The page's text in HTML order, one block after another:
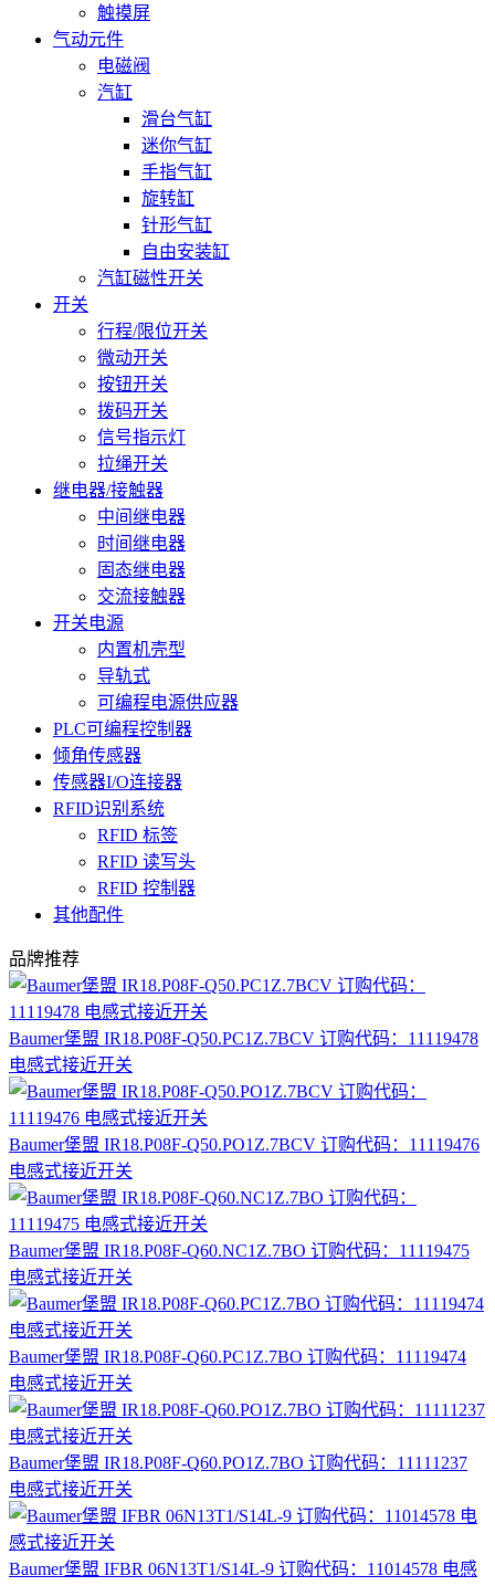
触摸屏
气动元件
电磁阀
汽缸
滑台气缸
迷你气缸
手指气缸
旋转缸
针形气缸
自由安装缸
汽缸磁性开关
开关
行程/限位开关
微动开关
按钮开关
拨码开关
信号指示灯
拉绳开关
继电器/接触器
中间继电器
时间继电器
固态继电器
交流接触器
开关电源
内置机壳型
导轨式
可编程电源供应器
PLC可编程控制器
倾角传感器
传感器I/O连接器
RFID识别系统
RFID 标签
RFID 读写头
RFID 控制器
其他配件
品牌推荐
Baumer堡盟 IR18.P08F-Q50.PC1Z.7BCV 订购代码：11119478
电感式接近开关
Baumer堡盟 IR18.P08F-Q50.PO1Z.7BCV 订购代码：11119476
电感式接近开关
Baumer堡盟 IR18.P08F-Q60.NC1Z.7BO 订购代码：11119475
电感式接近开关
Baumer堡盟 IR18.P08F-Q60.PC1Z.7BO 订购代码：11119474
电感式接近开关
Baumer堡盟 IR18.P08F-Q60.PO1Z.7BO 订购代码：11111237
电感式接近开关
Baumer堡盟 IFBR 06N13T1/S14L-9 订购代码：11014578 电感